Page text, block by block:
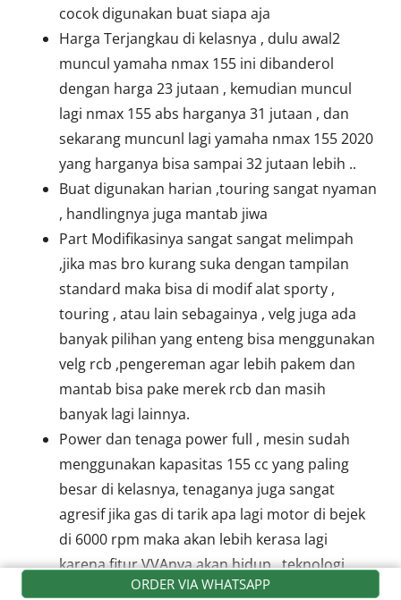
cocok digunakan buat siapa aja
Harga Terjangkau di kelasnya , dulu awal2
muncul yamaha nmax 155 ini dibanderol
dengan harga 23 jutaan , kemudian muncul
lagi nmax 155 abs harganya 31 jutaan , dan
sekarang muncunl lagi yamaha nmax 155 2020
yang harganya bisa sampai 32 jutaan lebih ..
Buat digunakan harian ,touring sangat nyaman
, handlingnya juga mantab jiwa
Part Modifikasinya sangat sangat melimpah
,jika mas bro kurang suka dengan tampilan
standard maka bisa di modif alat sporty ,
touring , atau lain sebagainya , velg juga ada
banyak pilihan yang enteng bisa menggunakan
velg rcb ,pengereman agar lebih pakem dan
mantab bisa pake merek rcb dan masih
banyak lagi lainnya.
Power dan tenaga power full , mesin sudah
menggunakan kapasitas 155 cc yang paling
besar di kelasnya, tenaganya juga sangat
agresif jika gas di tarik apa lagi motor di bejek
di 6000 rpm maka akan lebih kerasa lagi
karena fitur VVAnya akan hidup. teknologi
tersebut berfungsi untuk meningkatkan
ORDER VIA WHATSAPP